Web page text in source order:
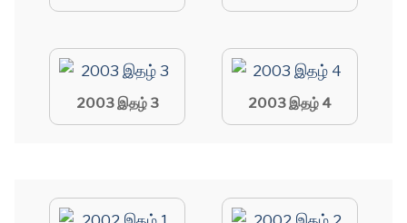
2003 இதழ் 3 2003 இதழ் 4